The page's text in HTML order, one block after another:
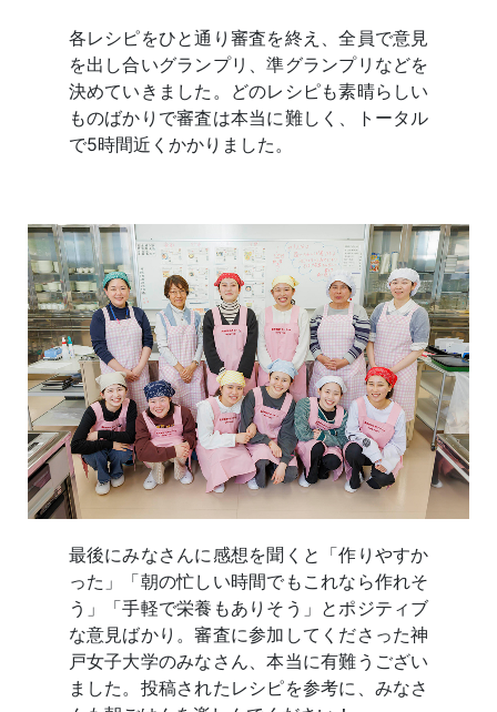
各レシピをひと通り審査を終え、全員で意見
を出し合いグランプリ、準グランプリなどを
決めていきました。どのレシピも素晴らしい
ものばかりで審査は本当に難しく、トータル
で5時間近くかかりました。
最後にみなさんに感想を聞くと「作りやすか
った」「朝の忙しい時間でもこれなら作れそ
う」「手軽で栄養もありそう」とポジティブ
な意見ばかり。審査に参加してくださった神
戸女子大学のみなさん、本当に有難うござい
ました。投稿されたレシピを参考に、みなさ